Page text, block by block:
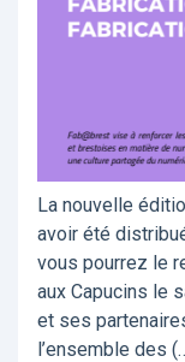
La nouvelle
avoir été
vous pourrez le
aux Capucins le
et ses
l’ensemble des